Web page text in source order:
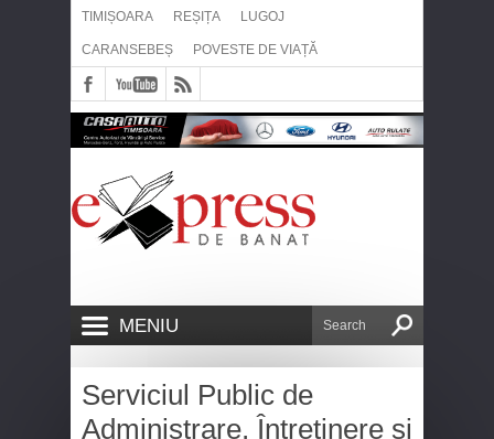
TIMIȘOARA REȘIȚA LUGOJ
CARANSEBEȘ POVESTE DE VIAȚĂ
MENIU
Serviciul Public de
Administrare, Întreținere și